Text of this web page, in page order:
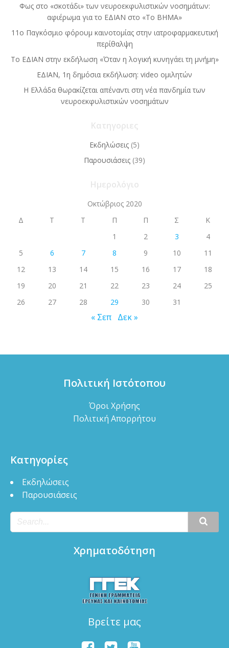
Φως στο «σκοτάδι» των νευροεκφυλιστικών νοσημάτων:
αφιέρωμα για το ΕΔΙΑΝ στο «Το BΗΜΑ»
11ο Παγκόσμιο φόρουμ καινοτομίας στην ιατροφαρμακευτική
περίθαλψη
Το ΕΔΙΑΝ στην εκδήλωση «Όταν η λογική κυνηγάει τη μνήμη»
ΕΔΙΑΝ, 1η δημόσια εκδήλωση: video ομιλητών
Η Ελλάδα θωρακίζεται απέναντι στη νέα πανδημία των
νευροεκφυλιστικών νοσημάτων
Κατηγοριες
Εκδηλώσεις (5)
Παρουσιάσεις (39)
Ημερολόγιο
Οκτώβριος 2020
Δ
Τ Τ Π Π Σ
Κ
1
2 3
4
5
6 7 8 9 10
11
12
13 14 15 16 17
18
19
20 21 22 23 24
25
26
27 28 29 30 31
« Σεπ Δεκ »
Κατηγορίες
Εκδηλώσεις
Παρουσιάσεις
Χρηματοδότηση
Πολιτική Ιστότοπου
Όροι Χρήσης
Πολιτική Απορρήτου
Βρείτε μας